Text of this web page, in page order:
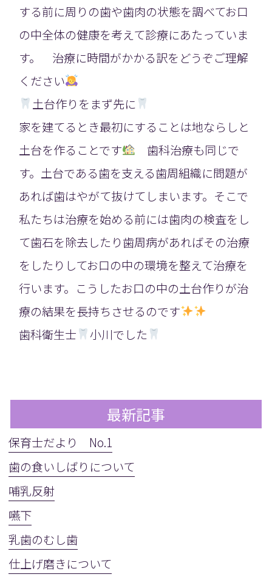
する前に周りの歯や歯肉の状態を調べてお口
の中全体の健康を考えて診療にあたっていま
す。 治療に時間がかかる訳をどうぞご理解
ください
土台作りをまず先に
家を建てるとき最初にすることは地ならしと
土台を作ることです
歯科治療も同じで
す。土台である歯を支える歯周組織に問題が
あれば歯はやがて抜けてしまいます。そこで
私たちは治療を始める前には歯肉の検査をし
て歯石を除去したり歯周病があればその治療
をしたりしてお口の中の環境を整えて治療を
行います。こうしたお口の中の土台作りが治
療の結果を長持ちさせるのです
歯科衛生士
小川でした
最新記事
保育士だより No.1
歯の食いしばりについて
哺乳反射
嚥下
乳歯のむし歯
仕上げ磨きについて